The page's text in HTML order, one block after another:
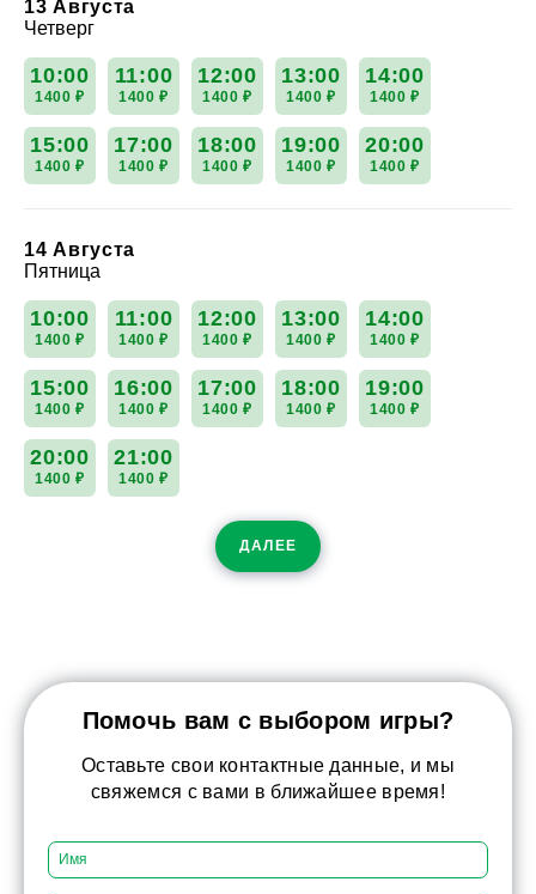
13 Августа
Четверг
10:00
1400 ₽
11:00
1400 ₽
12:00
1400 ₽
13:00
1400 ₽
14:00
1400 ₽
15:00
1400 ₽
17:00
1400 ₽
18:00
1400 ₽
19:00
1400 ₽
20:00
1400 ₽
14 Августа
Пятница
10:00
1400 ₽
11:00
1400 ₽
12:00
1400 ₽
13:00
1400 ₽
14:00
1400 ₽
15:00
1400 ₽
16:00
1400 ₽
17:00
1400 ₽
18:00
1400 ₽
19:00
1400 ₽
20:00
1400 ₽
21:00
1400 ₽
ДАЛЕЕ
Помочь вам с выбором игры?
Оставьте свои контактные данные, и мы
свяжемся с вами в ближайшее время!